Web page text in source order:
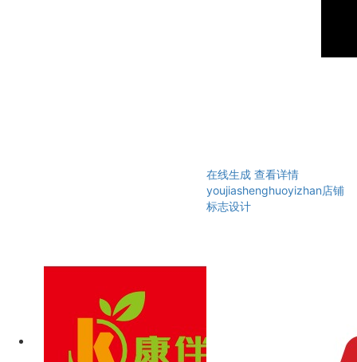
在线生成 查看详情
youjiashenghuoyizhan店铺
标志设计